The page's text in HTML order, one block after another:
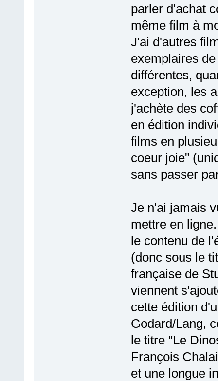
parler d'achat
même film à
J'ai d'autres
exemplaires
différentes,
exception, les
j'achète des
en édition
films en
coeur joie"
sans passer
Je n'ai jamais
mettre en
le contenu de
(donc sous le
française de
viennent
cette édition
Godard/Lang,
le titre "Le
François
et une longue